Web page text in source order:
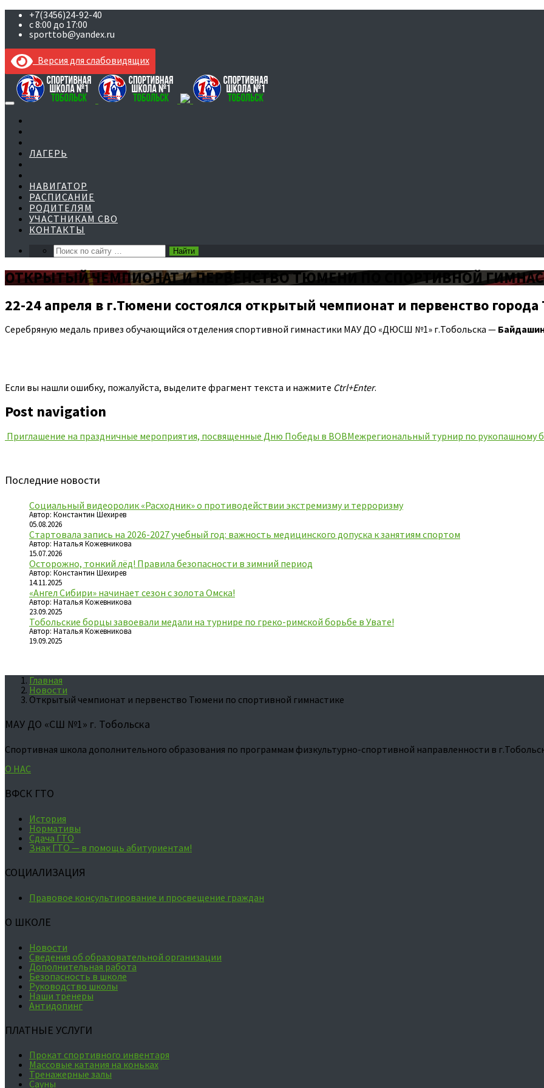
+7(3456)24-92-40
с 8:00 до 17:00
sporttob@yandex.ru
Версия для слабовидящих
Skip
content
ЛАГЕРЬ
НАВИГАТОР
РАСПИСАНИЕ
РОДИТЕЛЯМ
УЧАСТНИКАМ СВО
КОНТАКТЫ
ОТКРЫТЫЙ ЧЕМПИОНАТ И ПЕРВЕНСТВО ТЮМЕНИ ПО СПОРТИВНОЙ
22-24 апреля в г.Тюмени состоялся открытый чемпионат и первенство
Серебряную медаль привез обучающийся отделения спортивной гимнастики МАУ ДО «ДЮСШ №1» г.Тобольска —
Если вы нашли ошибку, пожалуйста, выделите фрагмент текста и нажмите Ctrl+Enter.
Post navigation
Приглашение на праздничные мероприятия, посвященные Дню Победы в ВОВМежрегиональный турнир по рукопашному
Последние новости
Социальный видеоролик «Расходник» о противодействии экстремизму и терроризму
Автор: Константин Шехирев
05.08.2026
Стартовала запись на 2026-2027 учебный год: важность медицинского допуска к занятиям спортом
Автор: Наталья Кожевникова
15.07.2026
Осторожно, тонкий лёд! Правила безопасности в зимний период
Автор: Константин Шехирев
14.11.2025
«Ангел Сибири» начинает сезон с золота Омска!
Автор: Наталья Кожевникова
23.09.2025
Тобольские борцы завоевали медали на турнире по греко-римской борьбе в Увате!
Автор: Наталья Кожевникова
19.09.2025
Главная
Новости
Открытый чемпионат и первенство Тюмени по спортивной гимнастике
МАУ ДО «СШ №1» г. Тобольска
Спортивная школа дополнительного образования по программам физкультурно-спортивной направленности в
О НАС
ВФСК ГТО
История
Нормативы
Сдача ГТО
Знак ГТО — в помощь абитуриентам!
СОЦИАЛИЗАЦИЯ
Правовое консультирование и просвещение граждан
О ШКОЛЕ
Новости
Сведения об образовательной организации
Дополнительная работа
Безопасность в школе
Руководство школы
Наши тренеры
Антидопинг
ПЛАТНЫЕ УСЛУГИ
Прокат спортивного инвентаря
Массовые катания на коньках
Тренажерные залы
Сауны